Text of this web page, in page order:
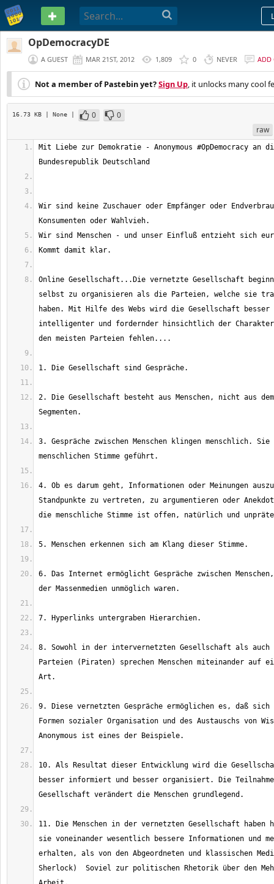
PASTEBIN
OpDemocracyDE
A GUEST MAR 21ST, 2012 1,809 0 NEVER ADD
Not a member of Pastebin yet?Sign Up, it unlocks many cool
16.73 KB | None | 0
0
raw
Mit Liebe zur Demokratie - Anonymous #OpDemocracy an
Wir sind keine Zuschauer oder Empfänger oder
Online Gesellschaft...Die vernetzte Gesellschaft
selbst zu organisieren als die Parteien, welche sie
haben. Mit Hilfe des Webs wird die Gesellschaft
intelligenter und fordernder hinsichtlich der
2. Die Gesellschaft besteht aus Menschen, nicht aus
3. Gespräche zwischen Menschen klingen menschlich.
4. Ob es darum geht, Informationen oder Meinungen
Standpunkte zu vertreten, zu argumentieren oder
6. Das Internet ermöglicht Gespräche zwischen
8. Sowohl in der intervernetzten Gesellschaft als
Parteien (Piraten) sprechen Menschen miteinander auf
9. Diese vernetzten Gespräche ermöglichen es, daß sich
Formen sozialer Organisation und des Austauschs von
10. Als Resultat dieser Entwicklung wird die
besser informiert und besser organisiert. Die
11. Die Menschen in der vernetzten Gesellschaft haben
sie voneinander wesentlich bessere Informationen und
erhalten, als von den Abgeordneten und klassischen
Sherlock)  Soviel zur politischen Rhetorik über den